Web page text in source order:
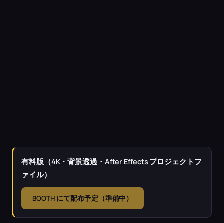
有料版（4K・背景透過・After Effects プロジェクトフ
ァイル）
BOOTH にて配布予定（準備中）